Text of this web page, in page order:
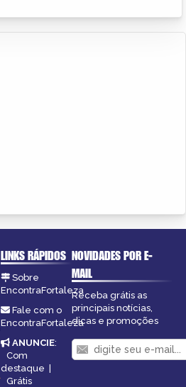
LINKS RÁPIDOS
Sobre
EncontraFortaleza
Fale com o
EncontraFortaleza
ANUNCIE:
Com
destaque |
Grátis
NOVIDADES POR E-
MAIL
Receba grátis as
principais notícias,
dicas e promoções